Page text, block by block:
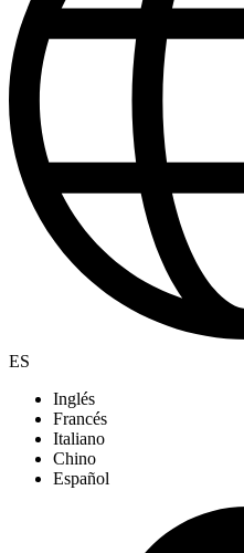
ES
Inglés
Francés
Italiano
Chino
Español